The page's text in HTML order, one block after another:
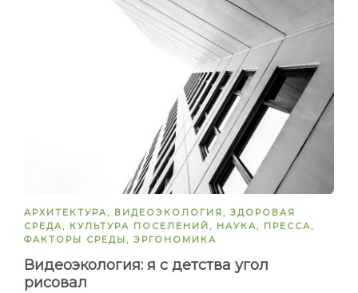
АРХИТЕКТУРА, ВИДЕОЭКОЛОГИЯ, ЗДОРОВАЯ
СРЕДА, КУЛЬТУРА ПОСЕЛЕНИЙ, НАУКА, ПРЕССА,
ФАКТОРЫ СРЕДЫ, ЭРГОНОМИКА
Видеоэкология: я с детства угол
рисовал